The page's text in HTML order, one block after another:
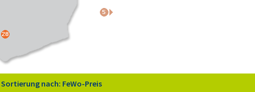
Sortierung nach: FeWo-Preis